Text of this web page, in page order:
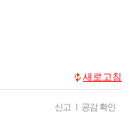
새로고침
신고 | 공감 확인